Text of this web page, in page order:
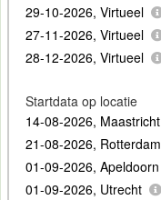
29-10-2026, Virtueel
27-11-2026, Virtueel
28-12-2026, Virtueel
Startdata op locatie
14-08-2026, Maastricht
21-08-2026, Rotterdam
01-09-2026, Apeldoorn
01-09-2026, Utrecht